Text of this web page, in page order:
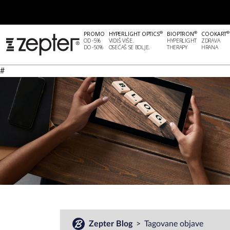
PROMO
OD -5%
DO -50%
HYPERLIGHT OPTICS®
VIDIŠ VIŠE.
OSEĆAŠ SE BOLJE.
BIOPTRON®
HYPERLIGHT
THERAPY
COOKART®
ZDRAVA
HRANA
#
Zepter Blog Tagovane objave